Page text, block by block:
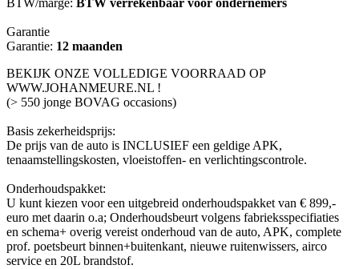
BTW/marge: BTW verrekenbaar voor ondernemers
Garantie
Garantie: 12 maanden
BEKIJK ONZE VOLLEDIGE VOORRAAD OP
WWW.JOHANMEURE.NL !
(> 550 jonge BOVAG occasions)
Basis zekerheidsprijs:
De prijs van de auto is INCLUSIEF een geldige APK,
tenaamstellingskosten, vloeistoffen- en verlichtingscontrole.
Onderhoudspakket:
U kunt kiezen voor een uitgebreid onderhoudspakket van € 899,-
euro met daarin o.a; Onderhoudsbeurt volgens fabrieksspecifiaties
en schema+ overig vereist onderhoud van de auto, APK, complete
prof. poetsbeurt binnen+buitenkant, nieuwe ruitenwissers, airco
service en 20L brandstof.